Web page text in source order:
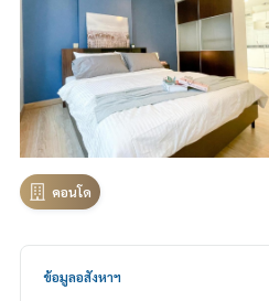
คอนโด
ข้อมูลอสังหาฯ